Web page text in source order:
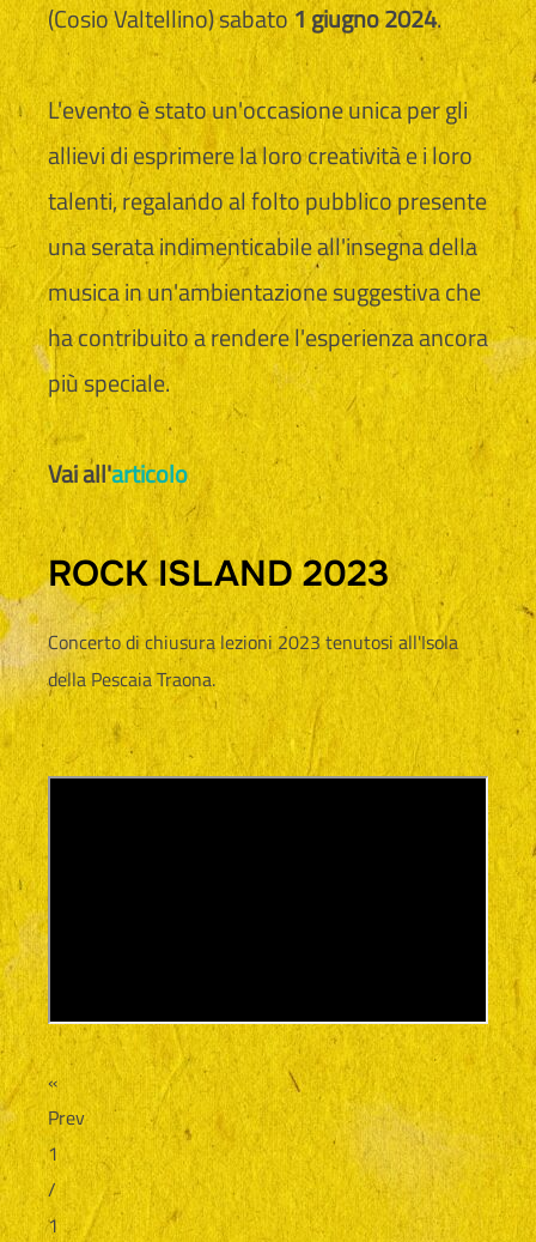
(Cosio Valtellino) sabato1 giugno 2024.
L'evento è stato un'occasione unica per gli
allievi di esprimere la loro creatività e i loro
talenti, regalando al folto pubblico presente
una serata indimenticabile all'insegna della
musica in un'ambientazione suggestiva che
ha contribuito a rendere l'esperienza ancora
più speciale.
Vai all'articolo
ROCK ISLAND 2023
Concerto di chiusura lezioni 2023 tenutosi all'Isola
della Pescaia Traona.
«
Prev
1
/
1